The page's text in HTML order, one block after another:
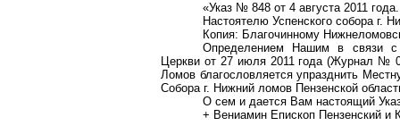
«Указ № 848 от 4 августа 2011 года.
Настоятелю Успенского собораг.
Копия: Благочинному
Определением Нашим в связи с
Церкви от 27 июля 2011 года (Журнал №
Ломов благословляется упразднить
Собора г. Нижний ломов Пензенской
О сем и дается Вам настоящий
+ Вениамин Епископ Пензенский и